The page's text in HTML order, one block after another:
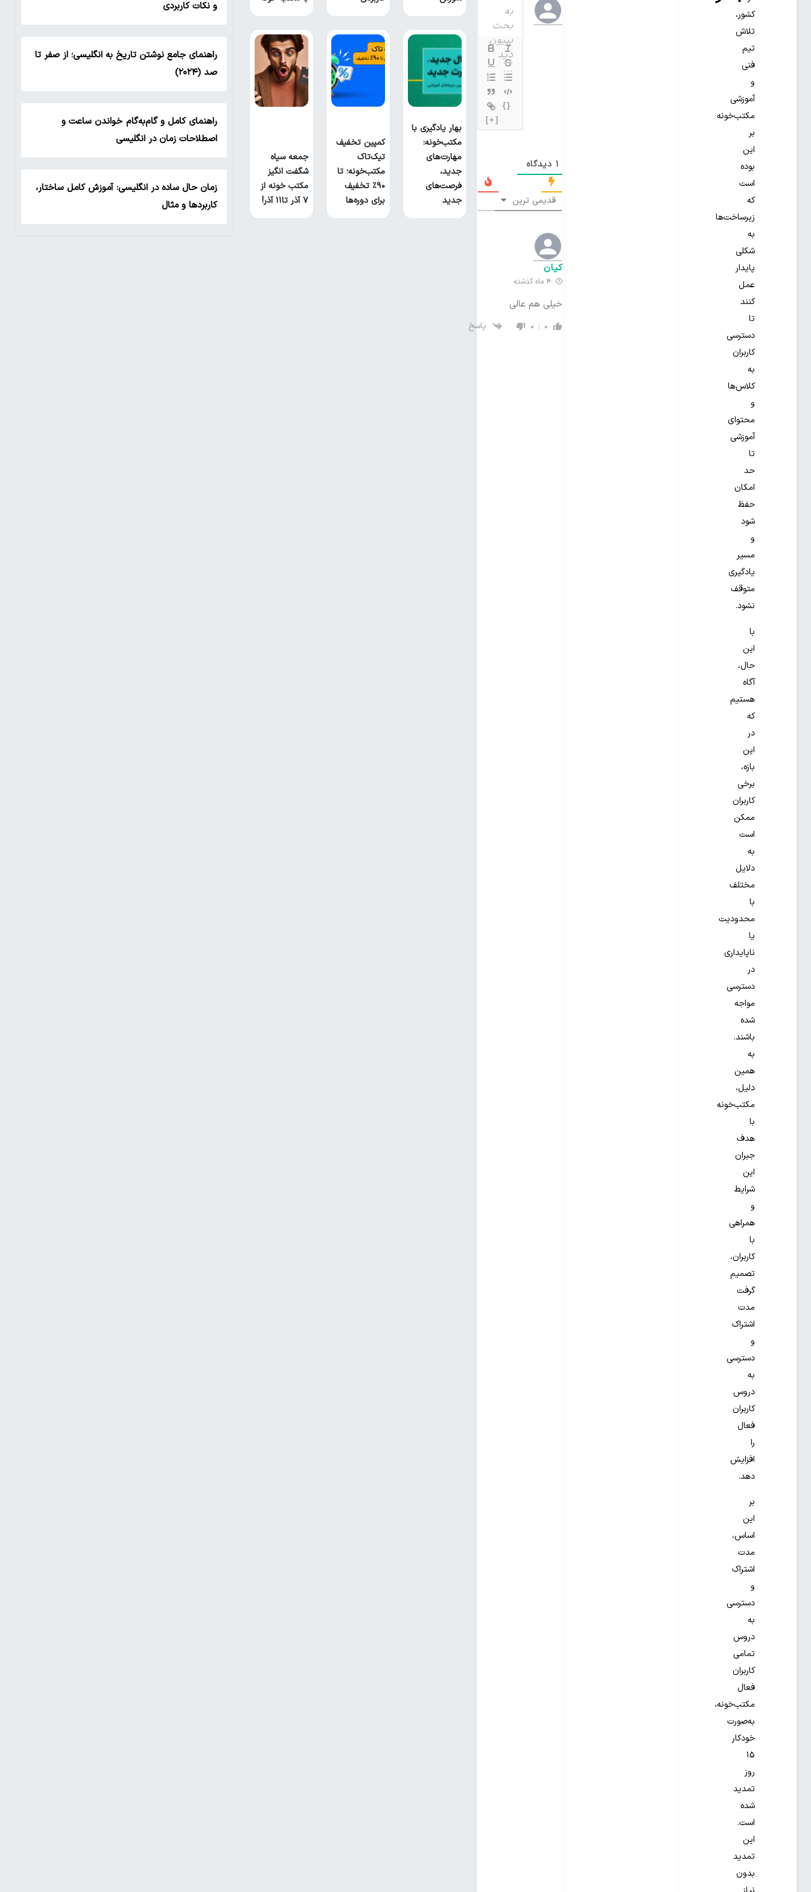
کشور،
تلاش
تیم
فنی
و
آموزشی
مکتب‌خونه
بر
این
بوده
است
که
زیرساخت‌ها
به
شکلی
پایدار
عمل
کنند
تا
دسترسی
کاربران
به
کلاس‌ها
و
محتوای
آموزشی
تا
حد
امکان
حفظ
شود
و
مسیر
یادگیری
متوقف
نشود.
با
این
حال،
آگاه
هستیم
که
در
این
بازه،
برخی
کاربران
ممکن
است
به
دلایل
مختلف
با
محدودیت
یا
ناپایداری
در
دسترسی
مواجه
شده
باشند.
به
همین
دلیل،
مکتب‌خونه
با
هدف
جبران
این
شرایط
و
همراهی
با
کاربران،
تصمیم
گرفت
مدت
اشتراک
و
دسترسی
به
دروس
کاربران
فعال
را
افزایش
دهد.
بر
این
اساس،
مدت
اشتراک
و
دسترسی
به
دروس
تمامی
کاربران
فعال
مکتب‌خونه،
به‌صورت
خودکار
۱۵
روز
تمدید
شده
است.
این
تمدید
بدون
{}
[+]
1دیدگاه
قدیمی ترین
کیان
خیلی هم عالی
0
0 پاسخ
بهار یادگیری با
مکتب‌خونه:
مهارت‌های
جدید،
فرصت‌های
جدید
کمپین تخفیف
تیک‌تاک
مکتب‌خونه؛ تا
۹۰٪ تخفیف
برای دوره‌ها
جمعه سیاه
شگفت انگیز
مکتب خونه از
۷ آذر تا۱۱ آذر!
و نکات کاربردی
راهنمای جامع نوشتن تاریخ به انگلیسی؛ از صفر تا
صد (۲۰۲۴)
راهنمای کامل و گام‌به‌گام خواندن ساعت و
اصطلاحات زمان در انگلیسی
زمان حال ساده در انگلیسی: آموزش کامل ساختار،
کاربردها و مثال